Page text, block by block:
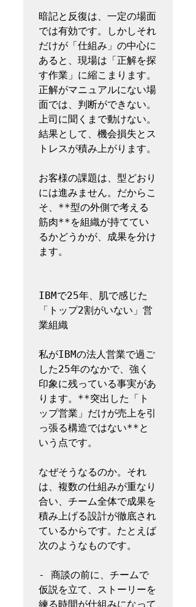
暗記と反復は、一定の場面
では有効です。しかしそれ
だけが「仕組み」の中心に
あると、現場は「正解を探
す作業」に縮こまります。
正解がマニュアルにない場
面では、判断ができない。
上司に聞くまで動けない。
結果として、機会損失とス
トレスが積み上がります。
お客様の課題は、型どおり
には進みません。だからこ
そ、**型の外側で考える
筋肉**を組織が持ててい
るかどうかが、成果を分け
ます。
IBMで25年、肌で感じた
「トップ2割がいない」営
業組織
私がIBMの法人営業で過ご
した25年のなかで、強く
印象に残っている事実があ
ります。**突出した「ト
ップ営業」だけが売上を引
っ張る構造ではない**と
いう点です。
なぜそうなるのか。それ
は、複数の仕組みが重なり
合い、チーム全体で成果を
積み上げる設計が徹底され
ているからです。たとえば
次のようなものです。
- 商談の前に、チームで
仮説を立て、ストーリーを
練る時間が仕組みになって